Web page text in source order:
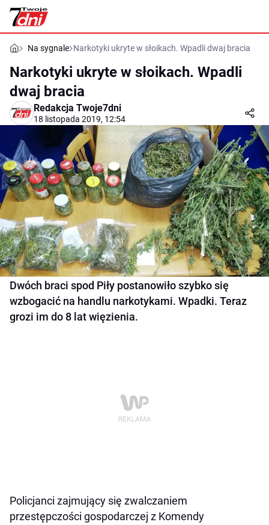
Na sygnale Narkotyki ukryte w słoikach. Wpadli dwaj bracia
Narkotyki ukryte w słoikach. Wpadli
dwaj bracia
Redakcja Twoje7dni
18 listopada 2019, 12:54
Dwóch braci spod Piły postanowiło szybko się
wzbogacić na handlu narkotykami. Wpadki. Teraz
grozi im do 8 lat więzienia.
Policjanci zajmujący się zwalczaniem
przestępczości gospodarczej z Komendy